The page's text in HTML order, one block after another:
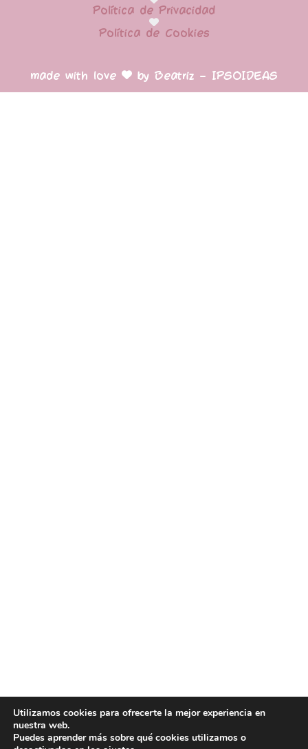
made with love by Beatriz – IPSOIDEAS
Política de Privacidad
Política de Cookies
Utilizamos cookies para ofrecerte la mejor experiencia en
nuestra web.
Puedes aprender más sobre qué cookies utilizamos o